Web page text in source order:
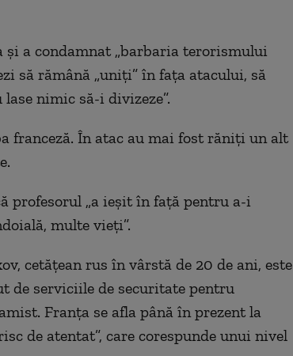
a condamnat „barbaria terorismului
să rămână „uniți” în fața atacului, să
nimic să-i divizeze”.
franceză. În atac au mai fost răniți un alt
profesorul „a ieșit în față pentru a-i
multe vieți”.
cetățean rus în vârstă de 20 de ani, este
de serviciile de securitate pentru
Franţa se afla până în prezent la
de atentat”, care corespunde unui nivel